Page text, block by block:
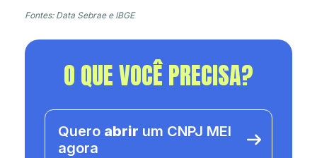
Fontes: Data Sebrae e IBGE
O QUE VOCÊ PRECISA?
Quero abrir um CNPJ MEI
agora